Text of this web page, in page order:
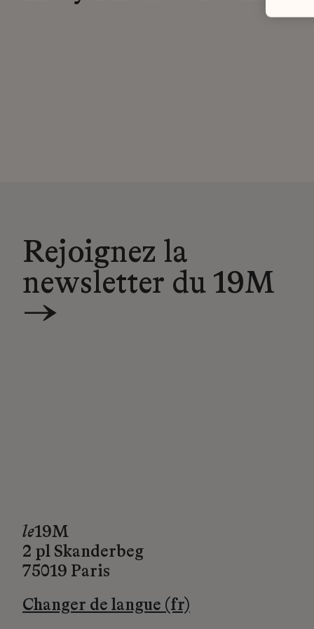
Rejoignez la
newsletter du 19M
→
le19M
2 pl Skanderbeg
75019 Paris
Changer de langue (fr)